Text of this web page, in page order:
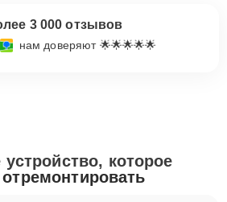
3 000 отзывов
нам доверяют 🌟🌟🌟🌟🌟
которое
отремонтировать